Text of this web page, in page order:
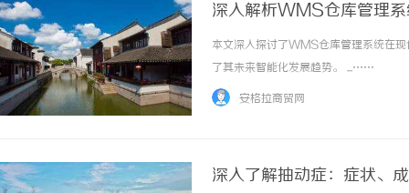
深入解析WMS仓库管理
本文深入探讨了WMS仓库管理系统在
了其未来智能化发展趋势。 ...……
安格拉商贸网
深入了解抽动症：症状、